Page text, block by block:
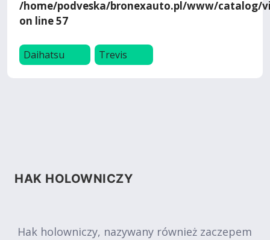
/home/podveska/bronexauto.pl/www/catalog/
on line57
Daihatsu Trevis
HAK HOLOWNICZY
Hak holowniczy, nazywany również zaczepem